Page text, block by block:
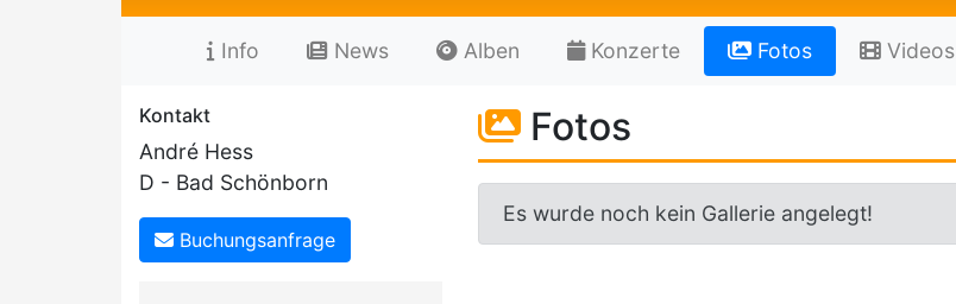
Info News Alben Konzerte Fotos Videos
Kontakt
André Hess
D - Bad Schönborn
Buchungsanfrage
Fotos
Es wurde noch kein Gallerie angelegt!